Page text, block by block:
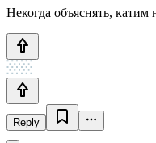
Некогда объяснять, катим
Reply